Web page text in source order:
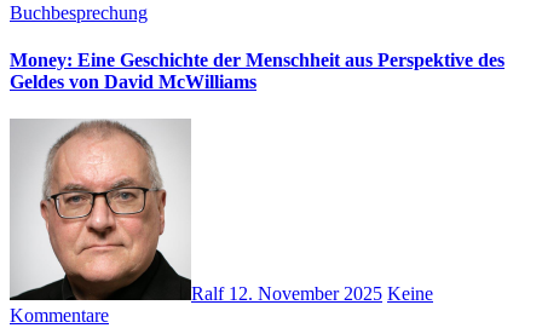
Buchbesprechung
Money: Eine Geschichte der Menschheit aus Perspektive des
Geldes von David McWilliams
Ralf 12. November 2025 Keine
Kommentare